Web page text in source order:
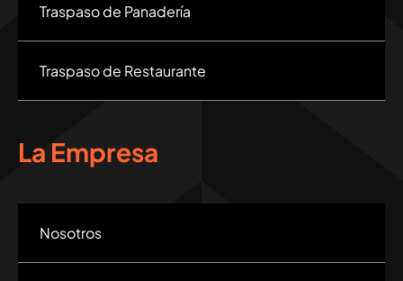
Traspaso de Panadería
Traspaso de Restaurante
La Empresa
Nosotros